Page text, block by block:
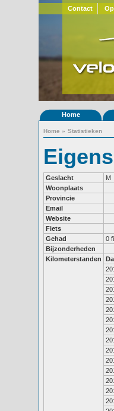
Contact
Home
Home » Statistieken
Geslacht
M
Woonplaats
Provincie
Email
Website
Fiets
Gehad
0
Bijzonderheden
Kilometerstanden